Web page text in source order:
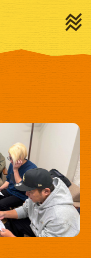
ログイン
るテレビ
るラジオ